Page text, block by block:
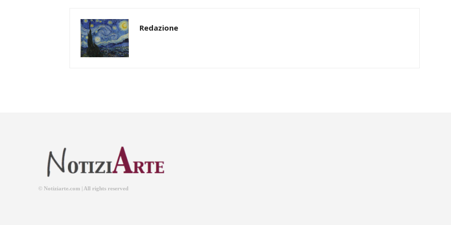
Redazione
© Notiziarte.com | All rights reserved